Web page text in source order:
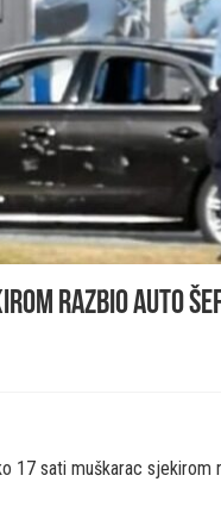
razbio auto
17 sati muškarac